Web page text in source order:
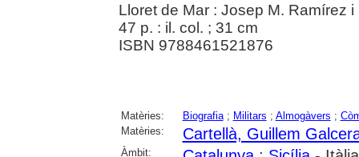
Lloret de Mar : Josep M. Ramírez
47 p. : il. col. ; 31 cm
ISBN 9788461521876
Matèries: Biografia; Militars ; Almogàvers ;
Matèries:
Cartellà, Guillem
Àmbit: